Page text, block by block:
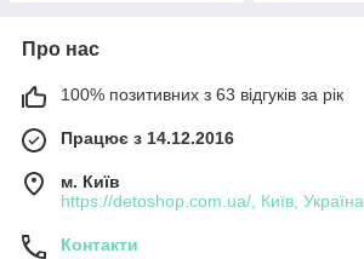
Про нас
100% позитивних з 63 відгуків за рік
Працює з 14.12.2016
м. Київ
https://detoshop.com.ua/, Київ, Україна
Контакти